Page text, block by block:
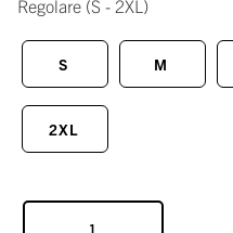
Regolare (S - 2XL)
S M
2XL